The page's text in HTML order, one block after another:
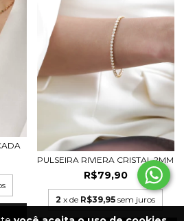
PULSEIRA RIVIERA CRISTAL 2MM
R$79,90
2 x de R$39,95 sem juros